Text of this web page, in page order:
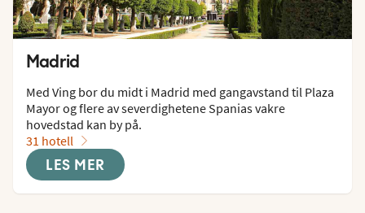
Madrid
Med Ving bor du midt i Madrid med gangavstand til Plaza
Mayor og flere av severdighetene Spanias vakre
hovedstad kan by på.
31 hotell
LES MER